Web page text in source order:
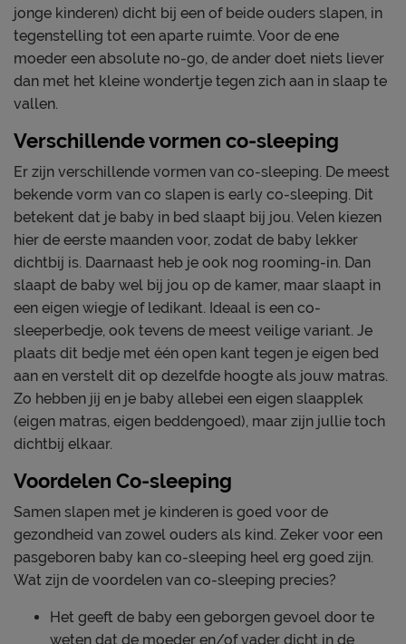
jonge kinderen) dicht bij een of beide ouders slapen, in
tegenstelling tot een aparte ruimte. Voor de ene
moeder een absolute no-go, de ander doet niets liever
dan met het kleine wondertje tegen zich aan in slaap te
vallen.
Verschillende vormen co-sleeping
Er zijn verschillende vormen van co-sleeping. De meest
bekende vorm van co slapen is early co-sleeping. Dit
betekent dat je baby in bed slaapt bij jou. Velen kiezen
hier de eerste maanden voor, zodat de baby lekker
dichtbij is. Daarnaast heb je ook nog rooming-in. Dan
slaapt de baby wel bij jou op de kamer, maar slaapt in
een eigen wiegje of ledikant. Ideaal is een co-
sleeperbedje, ook tevens de meest veilige variant. Je
plaats dit bedje met één open kant tegen je eigen bed
aan en verstelt dit op dezelfde hoogte als jouw matras.
Zo hebben jij en je baby allebei een eigen slaapplek
(eigen matras, eigen beddengoed), maar zijn jullie toch
dichtbij elkaar.
Voordelen Co-sleeping
Samen slapen met je kinderen is goed voor de
gezondheid van zowel ouders als kind. Zeker voor een
pasgeboren baby kan co-sleeping heel erg goed zijn.
Wat zijn de voordelen van co-sleeping precies?
Het geeft de baby een geborgen gevoel door te
weten dat de moeder en/of vader dicht in de